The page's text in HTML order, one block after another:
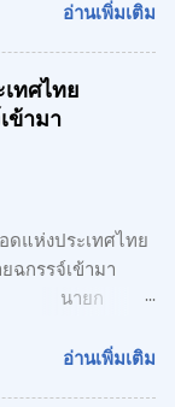
ทอรี่ ยาร์ด กรุ๊ป
นธ์ กิตติเกษม
า เน้นความทัน
น พร้อมออฟฟิศ 3
Loft โดย
ด้าน CONCEPT
is the
-
สุนทรียภาพ เรา
อ่านเพิ่มเติม
ทศไทย
ข้ามา
แห่งประเทศไทย
ฉกรรจ์เข้ามา
ฯ นายก
รจ์เข้ามาคุกคาม
อ่านเพิ่มเติม